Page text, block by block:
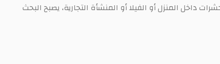
داخل المنزل أو الفيلا أو المنشأة التجارية، يصبح البحث